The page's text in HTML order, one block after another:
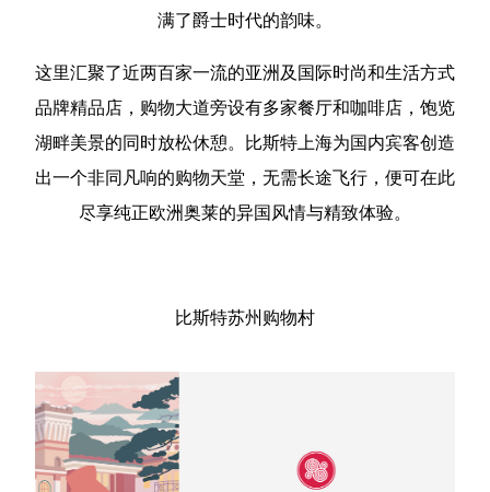
满了爵士时代的韵味。
这里汇聚了近两百家一流的亚洲及国际时尚和生活方式
品牌精品店，购物大道旁设有多家餐厅和咖啡店，饱览
湖畔美景的同时放松休憩。比斯特上海为国内宾客创造
出一个非同凡响的购物天堂，无需长途飞行，便可在此
尽享纯正欧洲奥莱的异国风情与精致体验。
比斯特苏州购物村